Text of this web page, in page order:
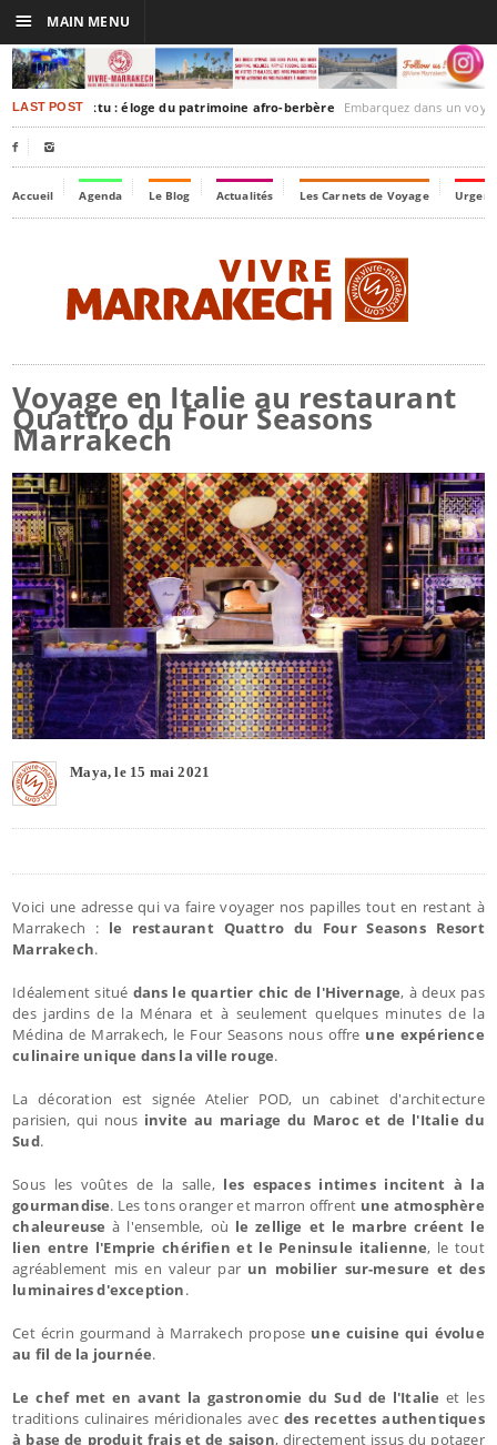
LAST POST
Timbuktu : éloge du patrimoine afro-berbère Embarquez dans un voyage culturel dans le
 
Accueil Agenda Le Blog Actualités Les Carnets de Voyage
Voyage en Italie au restaurant
Quattro du Four Seasons
Marrakech
Maya, le 15 mai 2021
Voici une adresse qui va faire voyager nos papilles tout en restant à
Marrakech : le restaurant Quattro du Four Seasons Resort
Marrakech.
Idéalement situé dans le quartier chic de l'Hivernage, à deux pas
des jardins de la Ménara et à seulement quelques minutes de la
Médina de Marrakech, le Four Seasons nous offre une expérience
culinaire unique dans la ville rouge.
La décoration est signée Atelier POD, un cabinet d'architecture
parisien, qui nous invite au mariage du Maroc et de l'Italie du
Sud.
Sous les voûtes de la salle, les espaces intimes incitent à la
gourmandise. Les tons oranger et marron offrent une atmosphère
chaleureuse à l'ensemble, où le zellige et le marbre créent le
lien entre l'Emprie chérifien et le Peninsule italienne, le tout
agréablement mis en valeur par un mobilier sur-mesure et des
luminaires d'exception.
Cet écrin gourmand à Marrakech propose une cuisine qui évolue
au fil de la journée.
Le chef met en avant la gastronomie du Sud de l'Italie et les
traditions culinaires méridionales avec des recettes authentiques
à base de produit frais et de saison, directement issus du potager
☰ MAIN MENU